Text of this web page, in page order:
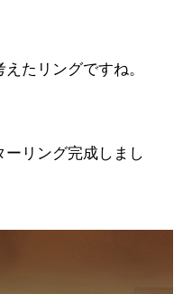
たリングですね。
リング完成しまし